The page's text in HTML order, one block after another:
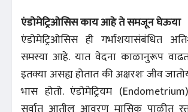
एंडोमेट्रिओसिस काय आहे ते समजून घेऊया
एंडोमेट्रिओसिस ही गर्भाशयासंबंधित
समस्या आहे. यात वेदना काळानुरूप
इतक्या असह्य होतात की अक्षरशः जीव
भास होतो. एंडोमेट्रियम